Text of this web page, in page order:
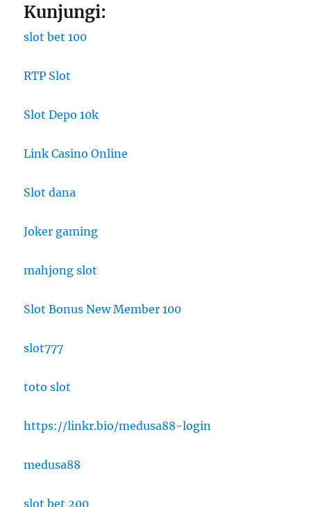
Kunjungi:
slot bet 100
RTP Slot
Slot Depo 10k
Link Casino Online
Slot dana
Joker gaming
mahjong slot
Slot Bonus New Member 100
slot777
toto slot
https://linkr.bio/medusa88-login
medusa88
slot bet 200